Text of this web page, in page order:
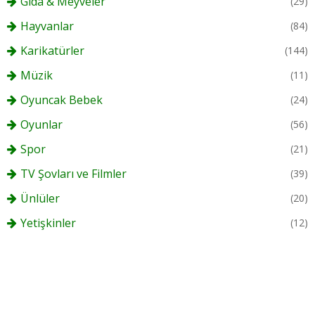
Hayvanlar (84)
Karikatürler (144)
Müzik (11)
Oyuncak Bebek (24)
Oyunlar (56)
Spor (21)
TV Şovları ve Filmler (39)
Ünlüler (20)
Yetişkinler (12)